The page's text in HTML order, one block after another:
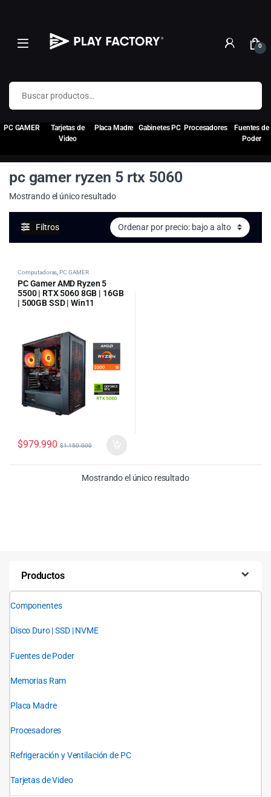
0
Buscar por:
PC GAMER
Tarjetas de
Video
Placa Madre Gabinetes PC Procesadores
Fuentes de
Poder
pc gamer ryzen 5 rtx 5060
Mostrando el único resultado
Filtros
Computadoras ,PC GAMER
PC Gamer AMD Ryzen 5
5500 | RTX 5060 8GB | 16GB
| 500GB SSD | Win11
$979.990 $1.150.000
Mostrando el único resultado
Productos
Componentes
Disco Duro | SSD | NVME
Fuentes de Poder
Memorias Ram
Placa Madre
Procesadores
Refrigeración y Ventilación de PC
Tarjetas de Video